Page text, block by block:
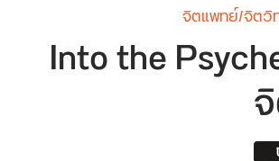
จิตแพทย์/จิตวิ
Into the